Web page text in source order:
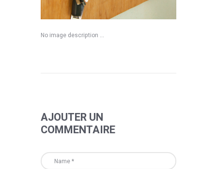
No image description ...
AJOUTER UN
COMMENTAIRE